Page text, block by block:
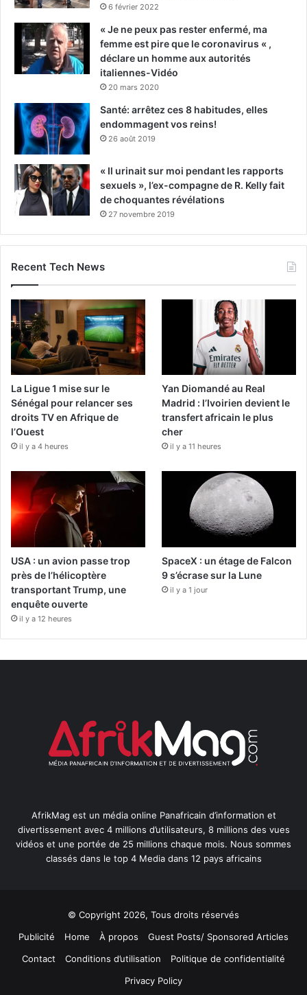
6 février 2022
« Je ne peux pas rester enfermé, ma
femme est pire que le coronavirus « ,
déclare un homme aux autorités
italiennes-Vidéo
20 mars 2020
Santé: arrêtez ces 8 habitudes, elles
endommagent vos reins!
26 août 2019
« Il urinait sur moi pendant les rapports
sexuels », l’ex-compagne de R. Kelly fait
de choquantes révélations
27 novembre 2019
Recent Tech News
La Ligue 1 mise sur le
Sénégal pour relancer ses
droits TV en Afrique de
l’Ouest
il y a 4 heures
Yan Diomandé au Real
Madrid : l’Ivoirien devient le
transfert africain le plus
cher
il y a 11 heures
USA : un avion passe trop
près de l’hélicoptère
transportant Trump, une
enquête ouverte
il y a 12 heures
SpaceX : un étage de Falcon
9 s’écrase sur la Lune
il y a 1 jour
AfrikMag est un média online Panafricain d’information et
divertissement avec 4 millions d’utilisateurs, 8 millions des vues
vidéos et une portée de 25 millions chaque mois. Nous sommes
classés dans le top 4 Media dans 12 pays africains
© Copyright 2026, Tous droits réservés
Publicité
Home À propos
Guest Posts/ Sponsored Articles
Contact
Conditions d’utilisation
Politique de confidentialité
Privacy Policy